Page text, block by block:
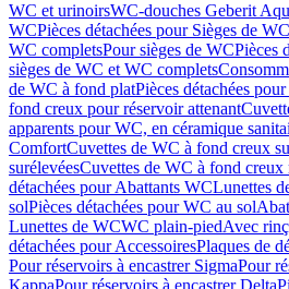
WC et urinoirsWC-douches Geberit
WCPièces détachées pour Sièges de WC
WC completsPour sièges de WCPièces
sièges de WC et WC complets
de WC à fond platPièces détachées
fond creux pour réservoir attenant
apparents pour WC, en céramique
ComfortCuvettes de WC à fond creux
surélevéesCuvettes de WC à fond creux
détachées pour Abattants WCLunettes
solPièces détachées pour WC au sol
Lunettes de WCWC plain-piedAvec
détachées pour AccessoiresPlaques de
Pour réservoirs à encastrer SigmaPour
KappaPour réservoirs à encastrer Delta